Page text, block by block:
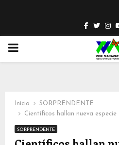
Facebook
PRIMARY
Inicio
SORPRENDENTE
Científicos hallan nueva especie
SORPRENDENTE